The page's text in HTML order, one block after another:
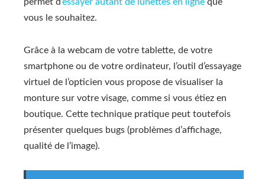
permet d’essayer autant de lunettes en ligne que
vous le souhaitez.
Grâce à la webcam de votre tablette, de votre
smartphone ou de votre ordinateur, l’outil d’essayage
virtuel de l’opticien vous propose de visualiser la
monture sur votre visage, comme si vous étiez en
boutique. Cette technique pratique peut toutefois
présenter quelques bugs (problèmes d’affichage,
qualité de l’image).